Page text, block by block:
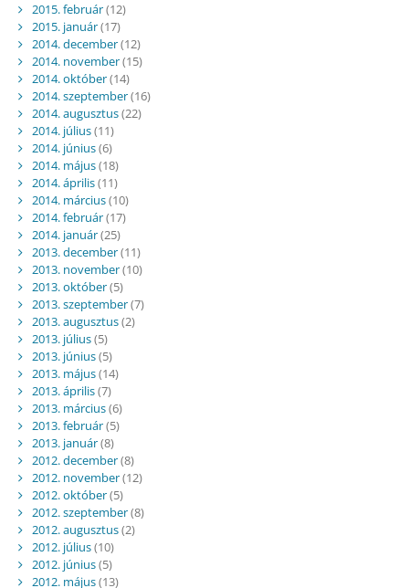
2015. február(12)
2015. január(17)
2014. december(12)
2014. november(15)
2014. október(14)
2014. szeptember(16)
2014. augusztus(22)
2014. július(11)
2014. június(6)
2014. május(18)
2014. április(11)
2014. március(10)
2014. február(17)
2014. január(25)
2013. december(11)
2013. november(10)
2013. október(5)
2013. szeptember(7)
2013. augusztus(2)
2013. július(5)
2013. június(5)
2013. május(14)
2013. április(7)
2013. március(6)
2013. február(5)
2013. január(8)
2012. december(8)
2012. november(12)
2012. október(5)
2012. szeptember(8)
2012. augusztus(2)
2012. július(10)
2012. június(5)
2012. május(13)